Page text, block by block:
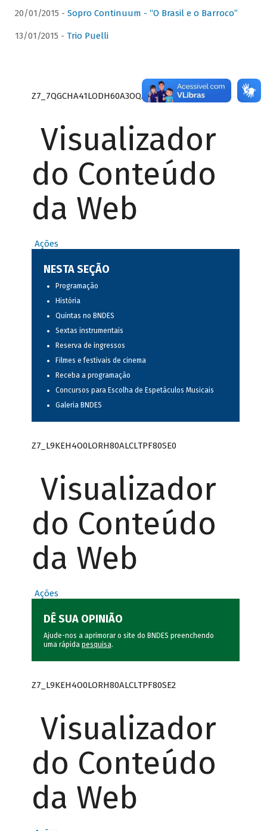
20/01/2015 - Sopro Continuum - “O Brasil e o Barroco”
13/01/2015 - Trio Puelli
Z7_7QGCHA41LODH60A3OQA8RN1415
Visualizador
do Conteúdo
da Web
Ações
NESTA SEÇÃO
Programação
História
Quintas no BNDES
Sextas instrumentais
Reserva de ingressos
Filmes e festivais de cinema
Receba a programação
Concursos para Escolha de Espetáculos Musicais
Galeria BNDES
Z7_L9KEH4O0LORH80ALCLTPF80SE0
Visualizador
do Conteúdo
da Web
Ações
DÊ SUA OPINIÃO
Ajude-nos a aprimorar o site do BNDES preenchendo
uma rápida pesquisa.
Z7_L9KEH4O0LORH80ALCLTPF80SE2
Visualizador
do Conteúdo
da Web